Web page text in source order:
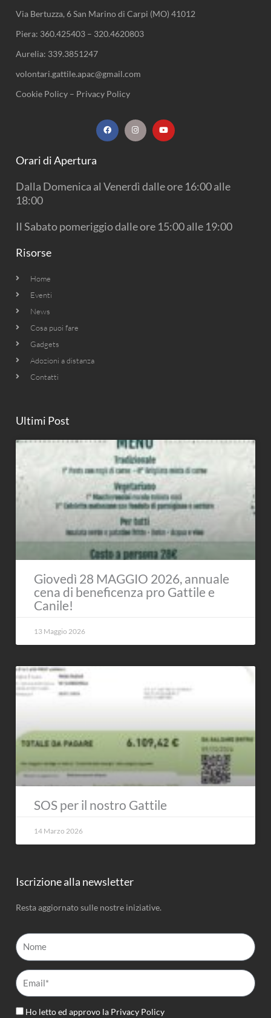
Via Bertuzza, 6 San Marino di Carpi (MO) 41012
Piera: 360.425403 – 320.4620803
Aurelia: 339.3851247
volontari.gattile.apac@gmail.com
Cookie Policy – Privacy Policy
F
a
I
n
m
Y
o
Orari di Apertura
Dalla Domenica al Venerdì dalle ore 16:00 alle
18:00
Il Sabato pomeriggio dalle ore 15:00 alle 19:00
Risorse
Home
Eventi
News
Cosa puoi fare
Gadgets
Adozioni a distanza
Contatti
Ultimi Post
Giovedì 28 MAGGIO 2026, annuale
cena di beneficenza pro Gattile e
Canile!
13 Maggio 2026
SOS per il nostro Gattile
14 Marzo 2026
Iscrizione alla newsletter
Resta aggiornato sulle nostre iniziative.
Nome
Email*
Ho letto ed approvo la Privacy Policy